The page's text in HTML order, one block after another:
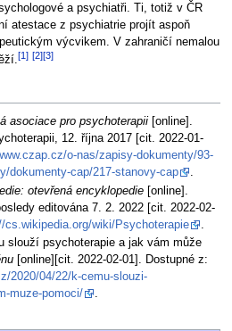
a psychiatři. Ti, totiž v ČR
atestace z psychiatrie projít aspoň
výcvikem. V zahraničí nemalou
[1] [2][3]
asociace pro psychoterapii [online].
12. října 2017 [cit. 2022-01-
o-nas/zapisy-dokumenty/93-
dokumenty-cap/217-stanovy-cap
.
otevřená encyklopedie [online].
editována 7. 2. 2022 [cit. 2022-02-
cs.wikipedia.org/wiki/Psychoterapie
slouží psychoterapie a jak vám může
[online][cit. 2022-02-01]. Dostupné z:
2020/04/22/k-cemu-slouzi-
muze-pomoci/
.